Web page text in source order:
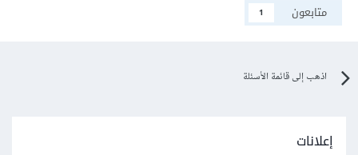
متابعون
1
اذهب إلى قائمة الأسئلة
إعلانات